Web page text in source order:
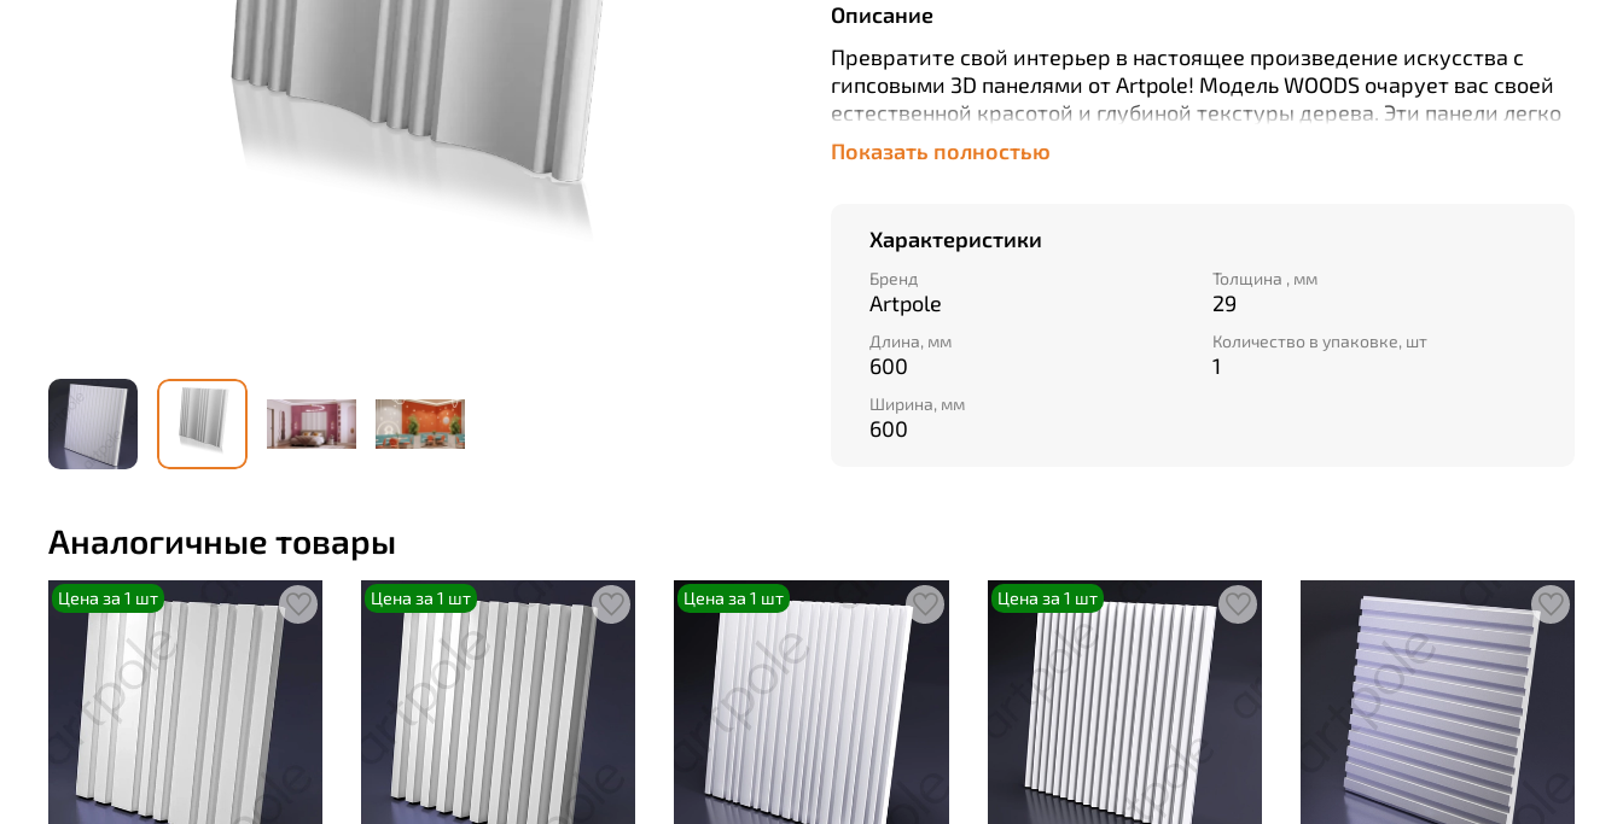
Описание
Превратите свой интерьер в настоящее произведение искусства с
гипсовыми 3D панелями от Artpole! Модель WOODS очарует вас своей
естественной красотой и глубиной текстуры дерева. Эти панели легко
монтируются благодаря своим размерам (600х600мм) и толщине
всего 29мм. Выберите качество бренда Artpole – это выбор тех, кто
Показать полностью
Характеристики
Бренд
Artpole
Толщина , мм
29
Длина, мм
600
Количество в упаковке, шт
1
Ширина, мм
600
Аналогичные товары
Цена за 1 шт Цена за 1 шт Цена за 1 шт Цена за 1 шт